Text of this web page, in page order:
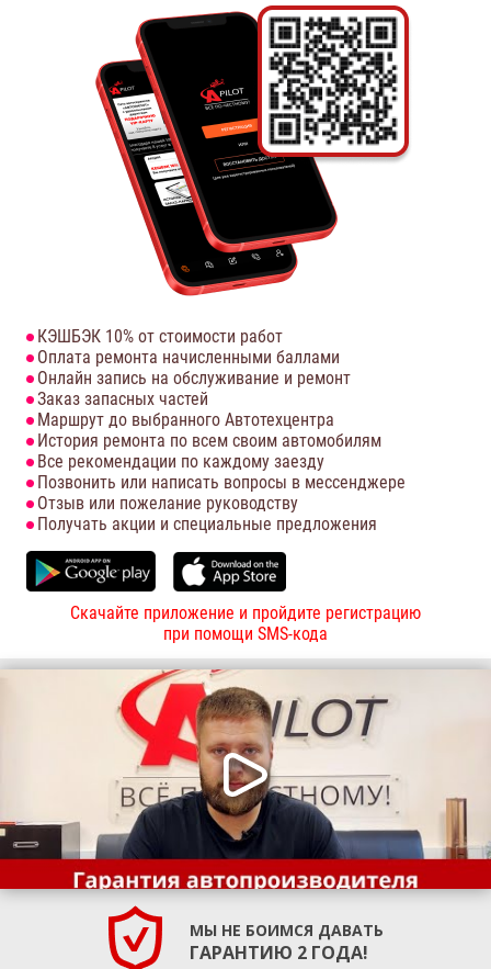
КЭШБЭК 10% от стоимости работ
Оплата ремонта начисленными баллами
Онлайн запись на обслуживание и ремонт
Заказ запасных частей
Маршрут до выбранного Автотехцентра
История ремонта по всем своим автомобилям
Все рекомендации по каждому заезду
Позвонить или написать вопросы в мессенджере
Отзыв или пожелание руководству
Получать акции и специальные предложения
Скачайте приложение и пройдите регистрацию
при помощи SMS-кода
МЫ НЕ БОИМСЯ ДАВАТЬ
ГАРАНТИЮ 2 ГОДА!